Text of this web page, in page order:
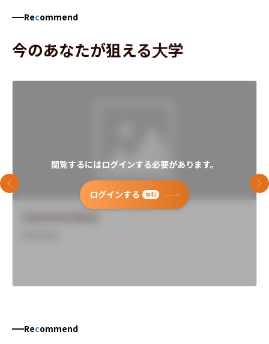
Recommend
今のあなたが狙える大学
閲覧するにはログインする必要があります。
ログインする 無料
前のスライド 次
Recommend